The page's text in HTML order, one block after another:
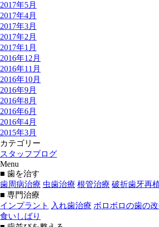
2017年5月
2017年4月
2017年3月
2017年2月
2017年1月
2016年12月
2016年11月
2016年10月
2016年9月
2016年8月
2016年6月
2016年4月
2015年3月
カテゴリー
スタッフブログ
Menu
■ 歯を治す
歯周病治療 虫歯治療 根管治療 破折歯牙再
■ 専門治療
インプラント
入れ歯治療 ボロボロの歯の
食いしばり